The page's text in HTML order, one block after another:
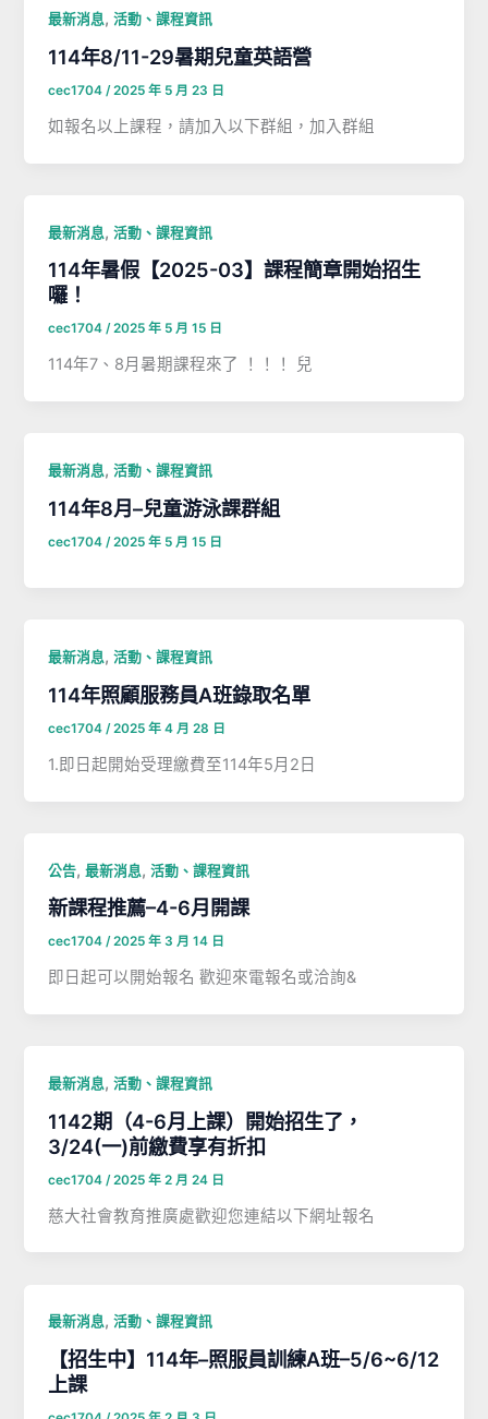
最新消息,活動、課程資訊
114年8/11-29暑期兒童英語營
cec1704/2025 年 5 月 23 日
如報名以上課程，請加入以下群組，加入群組
最新消息,活動、課程資訊
114年暑假【2025-03】課程簡章開始招生
囉！
cec1704/2025 年 5 月 15 日
114年7、8月暑期課程來了 ！！！ 兒
最新消息,活動、課程資訊
114年8月–兒童游泳課群組
cec1704 /2025 年 5 月 15 日
最新消息,活動、課程資訊
114年照顧服務員A班錄取名單
cec1704/2025 年 4 月 28 日
1.即日起開始受理繳費至114年5月2日
公告,最新消息,活動、課程資訊
新課程推薦–4-6月開課
cec1704/2025 年 3 月 14 日
即日起可以開始報名 歡迎來電報名或洽詢&
最新消息,活動、課程資訊
1142期（4-6月上課）開始招生了，
3/24(一)前繳費享有折扣
cec1704 /2025 年 2 月 24 日
慈大社會教育推廣處歡迎您連結以下網址報名
最新消息,活動、課程資訊
【招生中】114年–照服員訓練A班–5/6~6/12
上課